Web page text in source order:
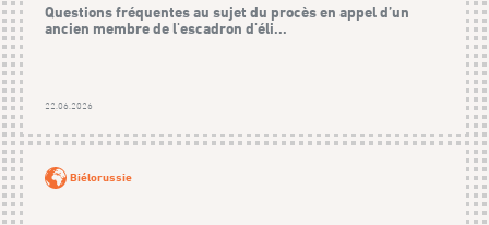
Questions fréquentes au sujet du procès en appel d’un
ancien membre de l'escadron d'éli...
22.06.2026
Biélorussie